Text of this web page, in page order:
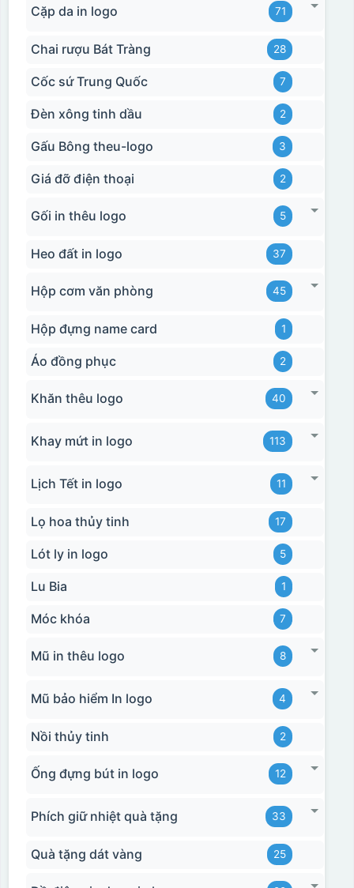
Cặp da in logo 71
Chai rượu Bát Tràng 28
Cốc sứ Trung Quốc 7
Đèn xông tinh dầu 2
Gấu Bông theu-logo 3
Giá đỡ điện thoại 2
Gối in thêu logo 5
Heo đất in logo 37
Hộp cơm văn phòng 45
Hộp đựng name card 1
Áo đồng phục 2
Khăn thêu logo 40
Khay mứt in logo 113
Lịch Tết in logo 11
Lọ hoa thủy tinh 17
Lót ly in logo 5
Lu Bia 1
Móc khóa 7
Mũ in thêu logo 8
Mũ bảo hiểm In logo 4
Nồi thủy tinh 2
Ống đựng bút in logo 12
Phích giữ nhiệt quà tặng 33
Quà tặng dát vàng 25